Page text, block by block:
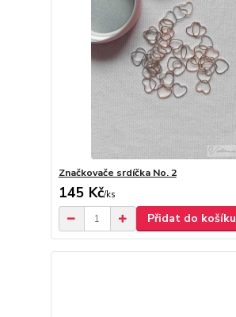
Značkovače srdíčka No. 2
145 Kč/ks
Přidat do košíku